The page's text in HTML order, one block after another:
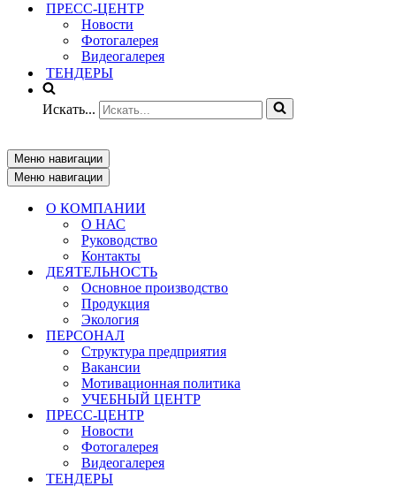
ПРЕСС-ЦЕНТР
Новости
Фотогалерея
Видеогалерея
ТЕНДЕРЫ
Искать...
Меню навигации
Меню навигации
О КОМПАНИИ
О НАС
Руководство
Контакты
ДЕЯТЕЛЬНОСТЬ
Основное производство
Продукция
Экология
ПЕРСОНАЛ
Структура предприятия
Вакансии
Мотивационная политика
УЧЕБНЫЙ ЦЕНТР
ПРЕСС-ЦЕНТР
Новости
Фотогалерея
Видеогалерея
ТЕНДЕРЫ